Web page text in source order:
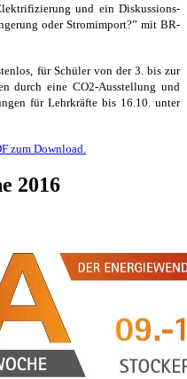
und ein Diskussions-
oder Stromimport?” mit BR-
für Schüler von der 3. bis zur
durch eine CO2-Ausstellung und
für Lehrkräfte bis 16.10. unter
zum Download.
2016